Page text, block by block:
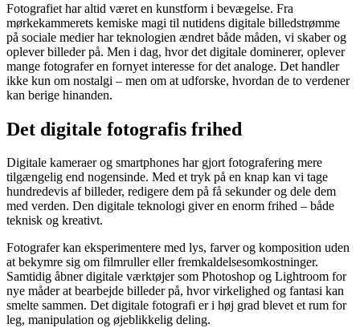
Fotografiet har altid været en kunstform i bevægelse. Fra
mørkekammerets kemiske magi til nutidens digitale billedstrømme
på sociale medier har teknologien ændret både måden, vi skaber og
oplever billeder på. Men i dag, hvor det digitale dominerer, oplever
mange fotografer en fornyet interesse for det analoge. Det handler
ikke kun om nostalgi – men om at udforske, hvordan de to verdener
kan berige hinanden.
Det digitale fotografis frihed
Digitale kameraer og smartphones har gjort fotografering mere
tilgængelig end nogensinde. Med et tryk på en knap kan vi tage
hundredevis af billeder, redigere dem på få sekunder og dele dem
med verden. Den digitale teknologi giver en enorm frihed – både
teknisk og kreativt.
Fotografer kan eksperimentere med lys, farver og komposition uden
at bekymre sig om filmruller eller fremkaldelsesomkostninger.
Samtidig åbner digitale værktøjer som Photoshop og Lightroom for
nye måder at bearbejde billeder på, hvor virkelighed og fantasi kan
smelte sammen. Det digitale fotografi er i høj grad blevet et rum for
leg, manipulation og øjeblikkelig deling.